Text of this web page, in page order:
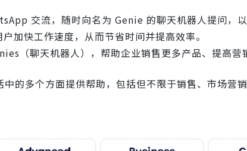
交流，随时向名为 Genie 的聊天机器人提问，以
加快工作速度，从而节省时间并提高效率。
（聊天机器人），帮助企业销售更多产品、提高营
的多个方面提供帮助，包括但不限于销售、市场营销